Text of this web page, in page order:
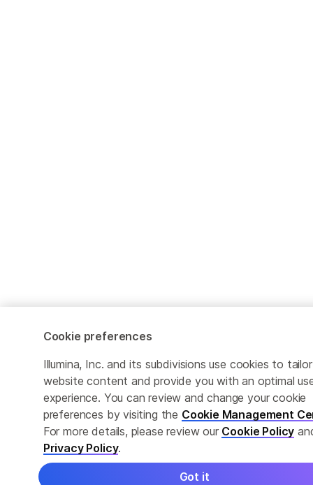
Cookie preferences
Illumina, Inc. and its subdivisions use cookies to tailor
website content and provide you with an optimal
experience. You can review and change your cookie
preferences by visiting the Cookie Management
For more details, please review our Cookie Policy
Privacy Policy.
Got it